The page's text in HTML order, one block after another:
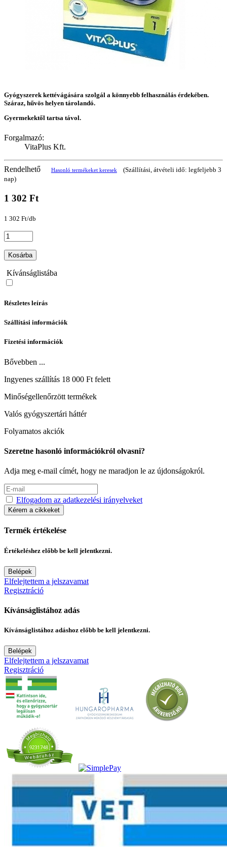
Gyógyszerek kettévágására szolgál a könnyebb felhasználás érdekében.
Száraz, hűvös helyen tárolandó.
Gyermekektől tartsa távol.
Forgalmazó:
VitaPlus Kft.
Rendelhető Hasonló termékeket keresek
(Szállítási, átvételi idő: legfeljebb 3
nap)
1 302 Ft
1 302 Ft/db
Kosárba
Kívánságlistába
Részletes leírás
Szállítási információk
Fizetési információk
Bővebben ...
Ingyenes szállítás 18 000 Ft felett
Minőségellenőrzött termékek
Valós gyógyszertári háttér
Folyamatos akciók
Szeretne hasonló információkról olvasni?
Adja meg e-mail címét, hogy ne maradjon le az újdonságokról.
Elfogadom az adatkezelési irányelveket
Kérem a cikkeket
Termék értékelése
Értékeléshez előbb be kell jelentkezni.
Belépek
Elfelejtettem a jelszavamat
Regisztráció
Kívánságlistához adás
Kívánságlistához adáshoz előbb be kell jelentkezni.
Belépek
Elfelejtettem a jelszavamat
Regisztráció